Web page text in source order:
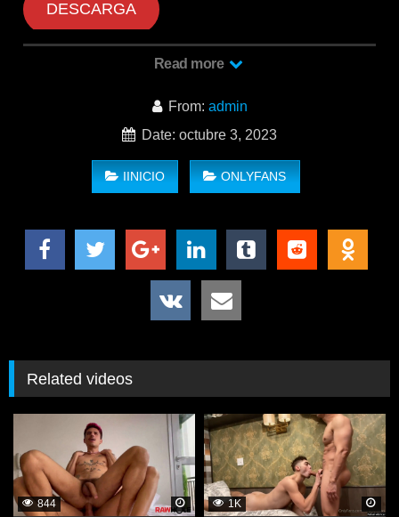
DESCARGA
Capitán Vergarfio onlyfans no te pierdas ha este mexicano
vergon cogiendo duro con otro mexicano mira como tienen
sexo por mucho tiempo
Read more
From: admin
Date: octubre 3, 2023
IINICIO ONLYFANS
Related videos
844
1K